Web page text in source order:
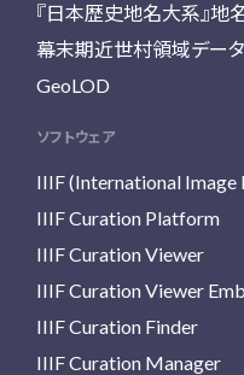
『日本歴史地名大系』地
幕末期近世村領域データ
GeoLOD
ソフトウェア
IIIF (International
IIIF Curation Platform
IIIF Curation Viewer
IIIF Curation Viewer
IIIF Curation Finder
IIIF Curation Manager